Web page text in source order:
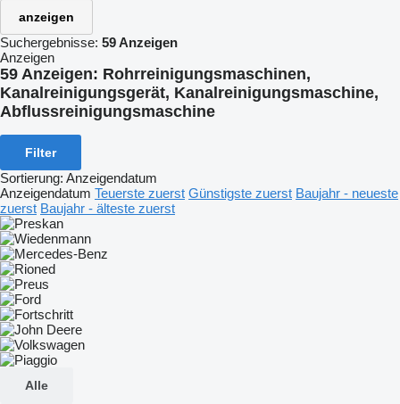
anzeigen
Suchergebnisse: 59 Anzeigen
Anzeigen
59 Anzeigen: Rohrreinigungsmaschinen,
Kanalreinigungsgerät, Kanalreinigungsmaschine,
Abflussreinigungsmaschine
Filter
Sortierung: Anzeigendatum
Anzeigendatum Teuerste zuerst Günstigste zuerst Baujahr - neueste
zuerst Baujahr - älteste zuerst
Alle